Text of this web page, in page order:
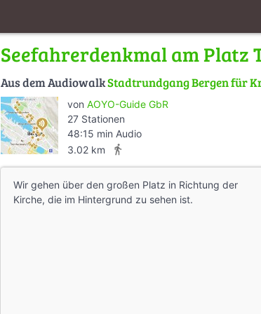
Seefahrerdenkmal am Platz
Aus dem AudiowalkStadtrundgang Bergen für
von AOYO-Guide GbR
27 Stationen
48:15 min Audio
3.02 km
directions_walk
Wir gehen über den großen Platz in Richtung der
Kirche, die im Hintergrund zu sehen ist.